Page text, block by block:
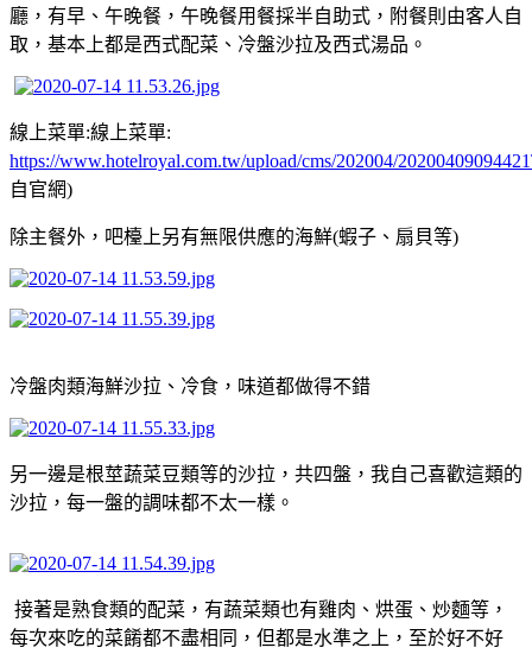
廳，有早、午晚餐，午晚餐用餐採半自助式，附餐則由客人自
取，基本上都是西式配菜、冷盤沙拉及西式湯品。
線上菜單:線上菜單:
https://www.hotelroyal.com.tw/upload/cms/202004/
自官網)
除主餐外，吧檯上另有無限供應的海鮮(蝦子、扇貝等)
冷盤肉類海鮮沙拉、冷食，味道都做得不錯
另一邊是根莖蔬菜豆類等的沙拉，共四盤，我自己喜歡這類的
沙拉，每一盤的調味都不太一樣。
接著是熟食類的配菜，有蔬菜類也有雞肉、烘蛋、炒麵等，
每次來吃的菜餚都不盡相同，但都是水準之上，至於好不好